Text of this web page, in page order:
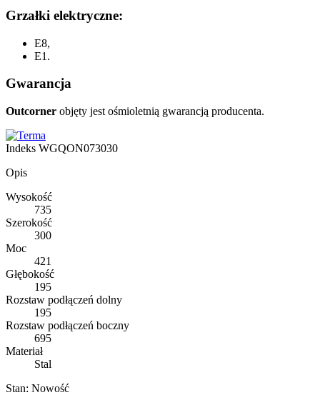
Grzałki elektryczne:
E8,
E1.
Gwarancja
Outcorner objęty jest ośmioletnią gwarancją producenta.
Indeks WGQON073030
Opis
Wysokość
735
Szerokość
300
Moc
421
Głębokość
195
Rozstaw podłączeń dolny
195
Rozstaw podłączeń boczny
695
Materiał
Stal
Stan: Nowość